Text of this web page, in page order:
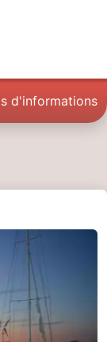
d'informations